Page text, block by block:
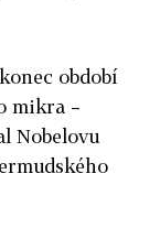
období
mikra –
Nobelovu